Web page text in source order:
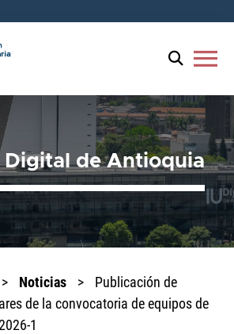
menu
Digital de Antioquia
> Noticias >
Publicación de
de la convocatoria de equipos de
1